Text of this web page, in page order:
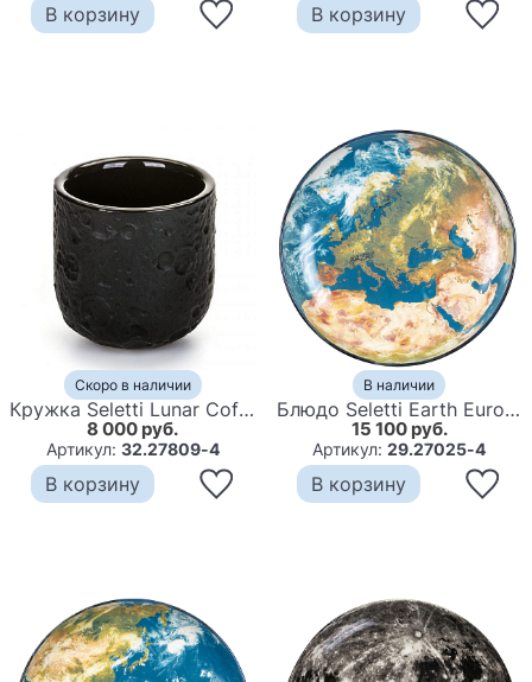
В корзину В корзину
Скоро в наличии
Кружка Seletti Lunar Coffee
8 000 руб.
Артикул: 32.27809-4
В корзину
В наличии
Блюдо Seletti Earth Europe
15 100 руб.
Артикул:29.27025-4
В корзину